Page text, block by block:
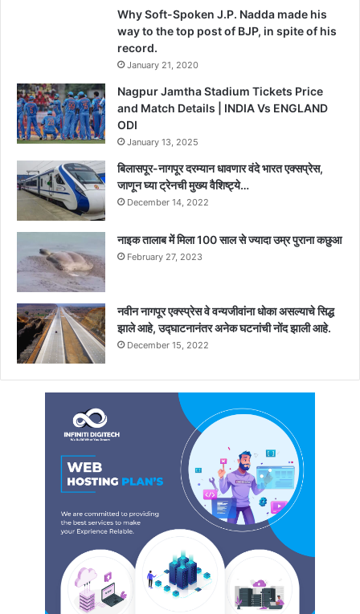
Why Soft-Spoken J.P. Nadda made his
way to the top post of BJP, in spite of his
record.
January 21, 2020
Nagpur Jamtha Stadium Tickets Price
and Match Details | INDIA Vs ENGLAND
ODI
January 13, 2025
बिलासपूर-नागपूर दरम्यान धावणार वंदे भारत एक्सप्रेस,
जाणून घ्या ट्रेनची मुख्य वैशिष्ट्ये…
December 14, 2022
नाइक तालाब में मिला 100 साल से ज्यादा उम्र पुराना कछुआ
February 27, 2023
नवीन नागपूर एक्स्प्रेस वे वन्यजीवांना धोका असल्याचे सिद्ध
झाले आहे, उद्घाटनानंतर अनेक घटनांची नोंद झाली आहे.
December 15, 2022